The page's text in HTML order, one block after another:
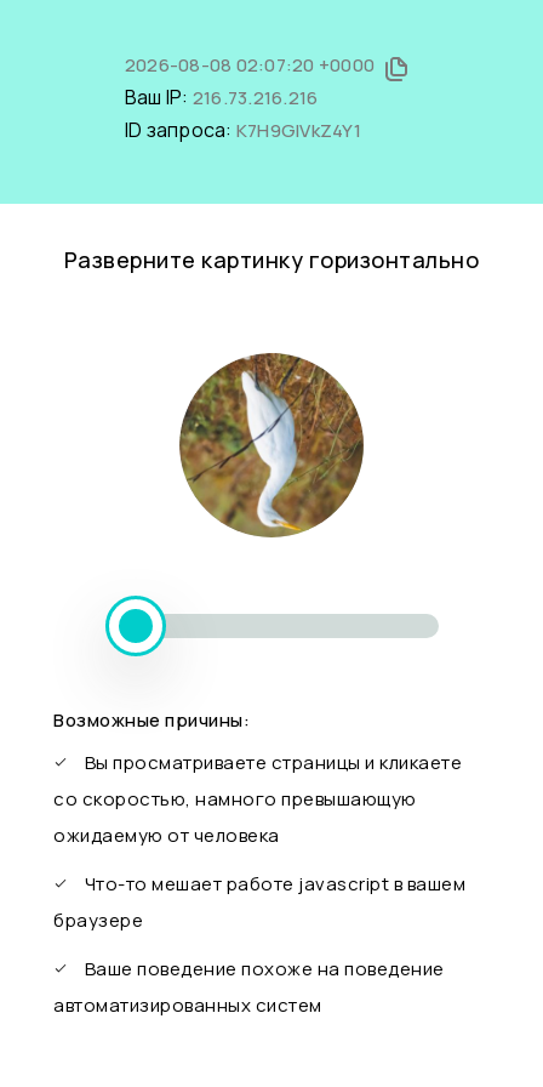
2026-08-08 02:07:20 +0000
Ваш IP: 216.73.216.216
ID запроса: K7H9GlVkZ4Y1
Разверните картинку горизонтально
Возможные причины:
Вы просматриваете страницы и кликаете
со скоростью, намного превышающую
ожидаемую от человека
Что-то мешает работе javascript в вашем
браузере
Ваше поведение похоже на поведение
автоматизированных систем